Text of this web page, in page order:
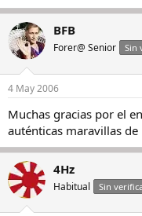
BFB
Forer@ Senior Sin
4 May 2006
Muchas gracias por el
auténticas maravillas
4Hz
Habitual Sin